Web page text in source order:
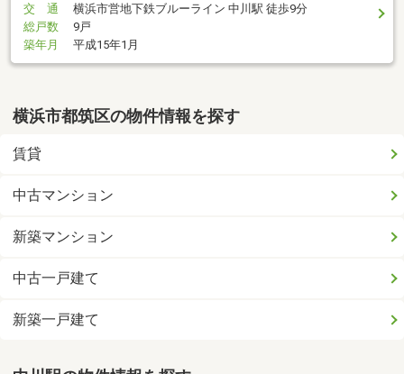
交 通
横浜市営地下鉄ブルーライン 中川駅 徒歩9分
総戸数
9戸
築年月
平成15年1月
横浜市都筑区の物件情報を探す
賃貸
中古マンション
新築マンション
中古一戸建て
新築一戸建て